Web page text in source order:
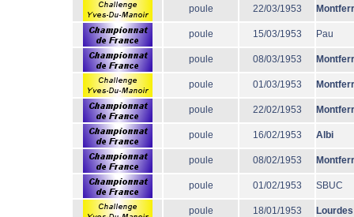
poule 22/03/1953
poule 15/03/1953 Pau
poule 08/03/1953
poule 01/03/1953
poule 22/02/1953
poule 16/02/1953 Albi
poule 08/02/1953
poule 01/02/1953 SBUC
poule 18/01/1953 Lourdes